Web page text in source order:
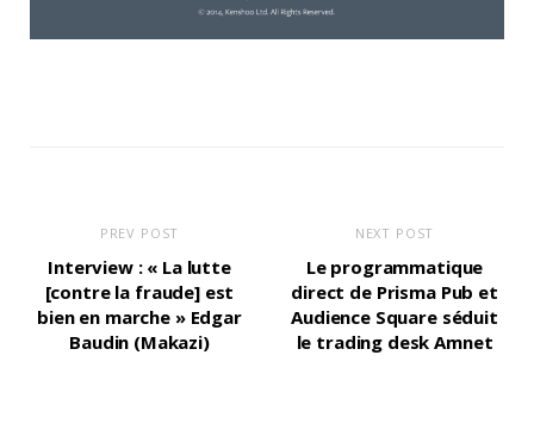
PREV POST
Interview : « La lutte
[contre la fraude] est
bien en marche » Edgar
Baudin (Makazi)
NEXT POST
Le programmatique
direct de Prisma Pub et
Audience Square séduit
le trading desk Amnet